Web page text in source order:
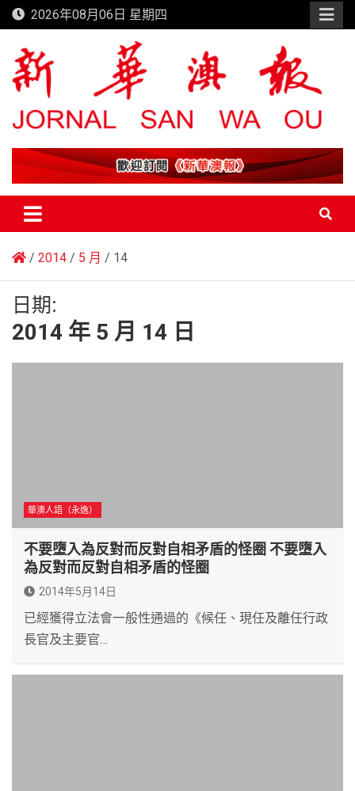
Skip
to
content
2026年08月06日 星期四
新華澳報
2014 5 月 14
日期:
2014 年 5 月 14 日
華澳人語（永逸）
不要墮入為反對而反對自相矛盾的怪圈 不要墮入
為反對而反對自相矛盾的怪圈
2014年5月14日
已經獲得立法會一般性通過的《候任、現任及離任行政
長官及主要官…